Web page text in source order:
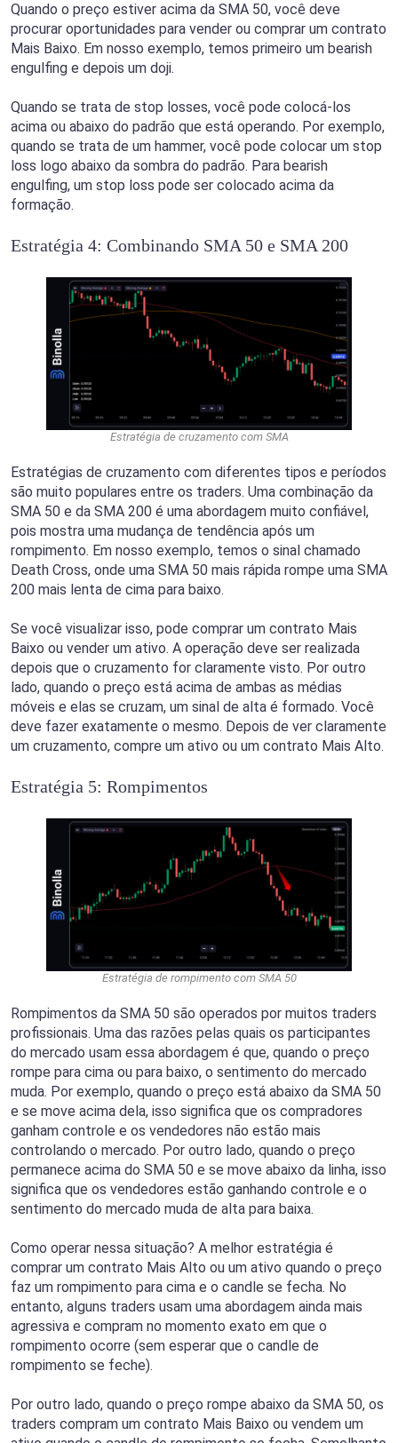
Quando o preço estiver acima da SMA 50, você deve
procurar oportunidades para vender ou comprar um contrato
Mais Baixo. Em nosso exemplo, temos primeiro um bearish
engulfing e depois um doji.
Quando se trata de stop losses, você pode colocá-los
acima ou abaixo do padrão que está operando. Por exemplo,
quando se trata de um hammer, você pode colocar um stop
loss logo abaixo da sombra do padrão. Para bearish
engulfing, um stop loss pode ser colocado acima da
formação.
Estratégia 4: Combinando SMA 50 e SMA 200
Estratégia de cruzamento com SMA
Estratégias de cruzamento com diferentes tipos e períodos
são muito populares entre os traders. Uma combinação da
SMA 50 e da SMA 200 é uma abordagem muito confiável,
pois mostra uma mudança de tendência após um
rompimento. Em nosso exemplo, temos o sinal chamado
Death Cross, onde uma SMA 50 mais rápida rompe uma SMA
200 mais lenta de cima para baixo.
Se você visualizar isso, pode comprar um contrato Mais
Baixo ou vender um ativo. A operação deve ser realizada
depois que o cruzamento for claramente visto. Por outro
lado, quando o preço está acima de ambas as médias
móveis e elas se cruzam, um sinal de alta é formado. Você
deve fazer exatamente o mesmo. Depois de ver claramente
um cruzamento, compre um ativo ou um contrato Mais Alto.
Estratégia 5: Rompimentos
Estratégia de rompimento com SMA 50
Rompimentos da SMA 50 são operados por muitos traders
profissionais. Uma das razões pelas quais os participantes
do mercado usam essa abordagem é que, quando o preço
rompe para cima ou para baixo, o sentimento do mercado
muda. Por exemplo, quando o preço está abaixo da SMA 50
e se move acima dela, isso significa que os compradores
ganham controle e os vendedores não estão mais
controlando o mercado. Por outro lado, quando o preço
permanece acima do SMA 50 e se move abaixo da linha, isso
significa que os vendedores estão ganhando controle e o
sentimento do mercado muda de alta para baixa.
Como operar nessa situação? A melhor estratégia é
comprar um contrato Mais Alto ou um ativo quando o preço
faz um rompimento para cima e o candle se fecha. No
entanto, alguns traders usam uma abordagem ainda mais
agressiva e compram no momento exato em que o
rompimento ocorre (sem esperar que o candle de
rompimento se feche).
Por outro lado, quando o preço rompe abaixo da SMA 50, os
traders compram um contrato Mais Baixo ou vendem um